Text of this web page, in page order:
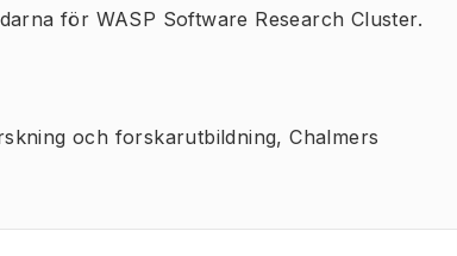
för WASP Software Research Cluster.
och forskarutbildning, Chalmers